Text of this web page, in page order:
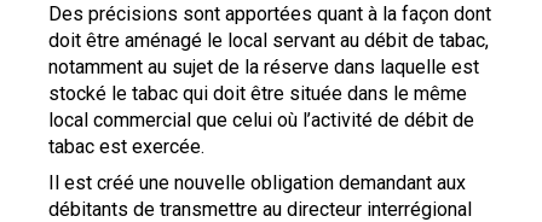
Des précisions sont apportées quant à la façon dont
doit être aménagé le local servant au débit de tabac,
notamment au sujet de la réserve dans laquelle est
stocké le tabac qui doit être située dans le même
local commercial que celui où l’activité de débit de
tabac est exercée.
Il est créé une nouvelle obligation demandant aux
débitants de transmettre au directeur interrégional